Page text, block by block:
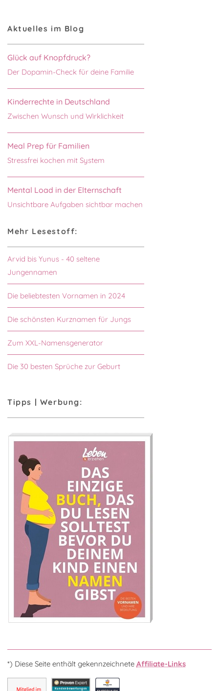
Aktuelles im Blog
Glück auf Knopfdruck?
Der Dopamin-Check für deine Familie
Kinderrechte in Deutschland
Zwischen Wunsch und Wirklichkeit
Meal Prep für Familien
Stressfrei kochen mit System
Mental Load in der Elternschaft
Unsichtbare Aufgaben sichtbar machen
Mehr Lesestoff:
Arvid bis Yunus - 40 seltene
Jungennamen
Die beliebtesten Vornamen in 2024
Die schönsten Kurznamen für Jungs
Zum XXL-Namensgenerator
Die 30 besten Sprüche zur Geburt
Tipps | Werbung:
*) Diese Seite enthält gekennzeichnete Affiliate-Links